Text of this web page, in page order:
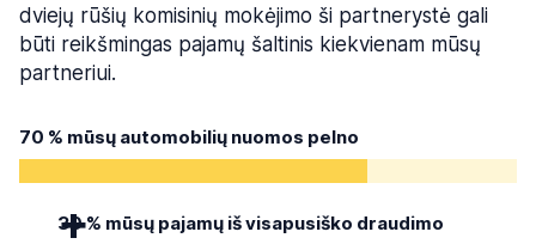
70 % mūsų automobilių nuomos pelno
30 % mūsų pajamų iš visapusiško draudimo
dviejų rūšių komisinių mokėjimo ši partnerystė gali
būti reikšmingas pajamų šaltinis kiekvienam mūsų
partneriui.